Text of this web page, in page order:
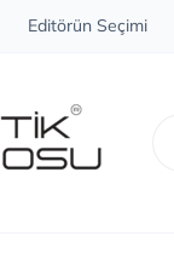
Editörün Seçimi